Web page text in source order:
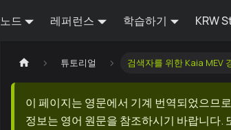
노드 레퍼런스 학습하기 KRW
튜토리얼 검색자를 위한 Kaia MEV
이 페이지는 영문에서 기계 번역되었으므
정보는 영어 원문을 참조하시기 바랍니다.